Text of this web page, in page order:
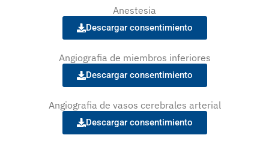
Anestesia
Descargar consentimiento
Angiografia de miembros inferiores
Descargar consentimiento
Angiografia de vasos cerebrales arterial
Descargar consentimiento